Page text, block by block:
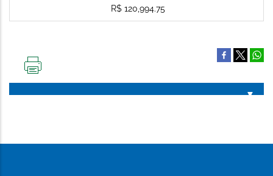
R$ 120,994.75
PÁGINA